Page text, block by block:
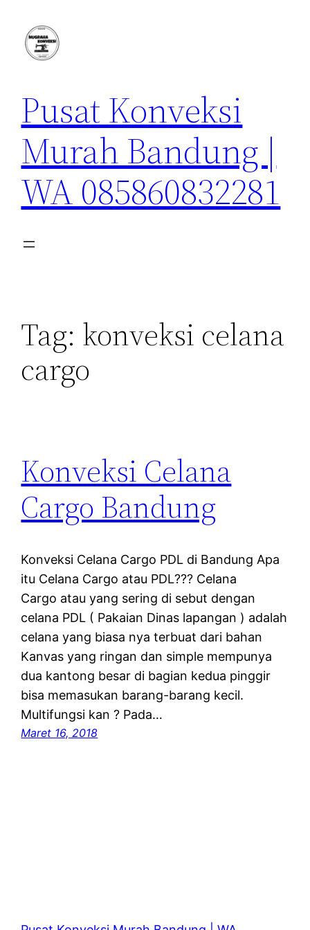
konten
Pusat Konveksi
Murah Bandung |
WA 085860832281
Tag: konveksi celana
cargo
Konveksi Celana
Cargo Bandung
Konveksi Celana Cargo PDL di Bandung Apa
itu Celana Cargo atau PDL??? Celana
Cargo atau yang sering di sebut dengan
celana PDL ( Pakaian Dinas lapangan ) adalah
celana yang biasa nya terbuat dari bahan
Kanvas yang ringan dan simple mempunya
dua kantong besar di bagian kedua pinggir
bisa memasukan barang-barang kecil.
Multifungsi kan ? Pada…
Maret 16, 2018